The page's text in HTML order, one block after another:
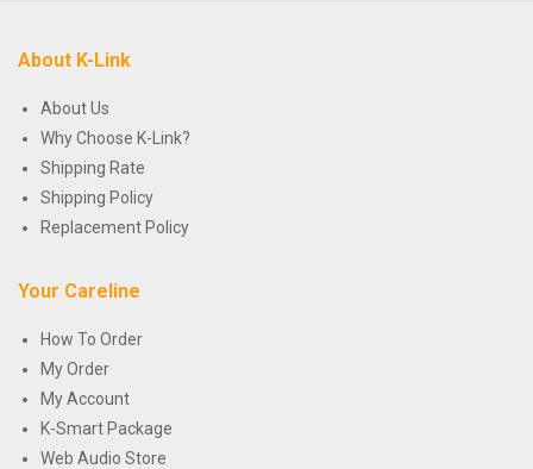
About K-Link
About Us
Why Choose K-Link?
Shipping Rate
Shipping Policy
Replacement Policy
Your Careline
How To Order
My Order
My Account
K-Smart Package
Web Audio Store